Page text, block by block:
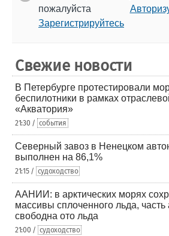
пожалуйста
Зарегистрируйтесь
Свежие новости
В Петербурге протестировали
беспилотники в рамках
«Акватория»
21:30 / события
Северный завоз в Ненецком
выполнен на 86,1%
21:15 / судоходство
ААНИИ: в арктических морях
массивы сплоченного льда, часть
свободна ото льда
21:00 / судоходство